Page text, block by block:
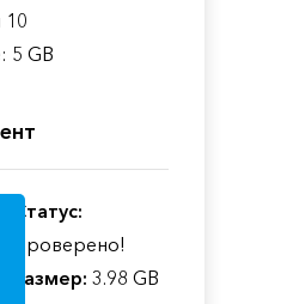
10
5 GB
Статус:
Проверено!
Размер: 3.98 GB